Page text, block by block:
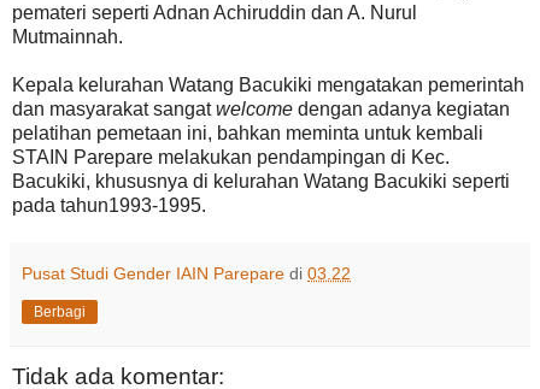
pemateri seperti Adnan Achiruddin dan A. Nurul
Mutmainnah.
Kepala kelurahan Watang Bacukiki mengatakan pemerintah
dan masyarakat sangatwelcome dengan adanya kegiatan
pelatihan pemetaan ini, bahkan meminta untuk kembali
STAIN Parepare melakukan pendampingan di Kec.
Bacukiki, khususnya di kelurahan Watang Bacukiki seperti
pada tahun1993-1995.
Pusat Studi Gender IAIN Parepare di 03.22
Berbagi
Tidak ada komentar: